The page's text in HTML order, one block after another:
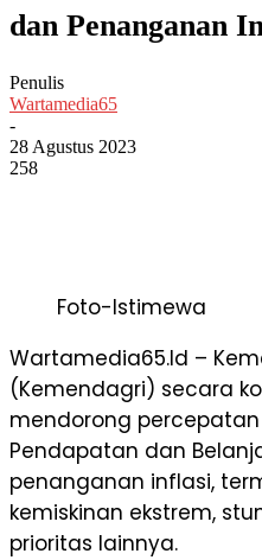
dan Penanganan
Penulis
Wartamedia65
-
28 Agustus 2023
258
Foto-Istimewa
Wartamedia65.Id –
(Kemendagri) secara
mendorong
Pendapatan dan
penanganan inflasi,
kemiskinan ekstrem,
prioritas lainnya.